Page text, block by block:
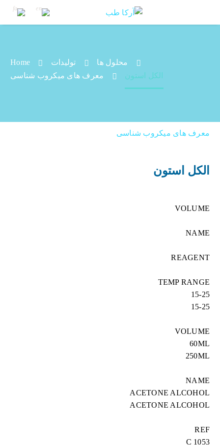
الکل استون
Home تولیدات
محلول ها
معرف های میکروب شناسی
الکل استون
معرف های میکروب شناسی
الکل استون
VOLUME
NAME
REAGENT
TEMP RANGE
15-25
15-25
VOLUME
60ML
250ML
NAME
ACETONE ALCOHOL
ACETONE ALCOHOL
REF
C 1053